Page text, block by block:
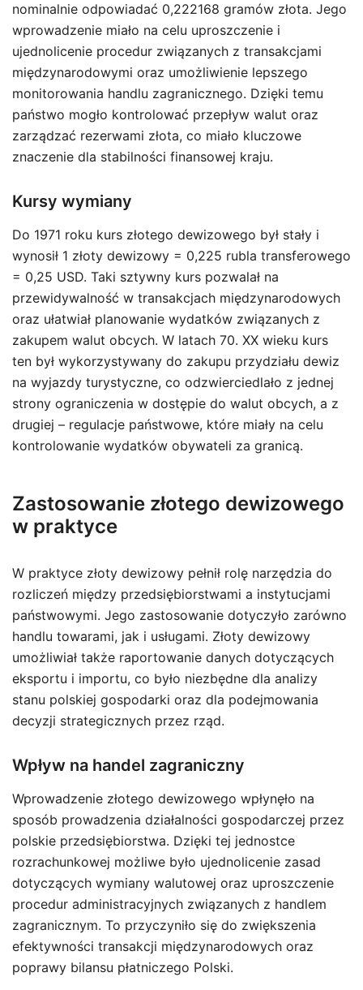
nominalnie odpowiadać 0,222168 gramów złota. Jego
wprowadzenie miało na celu uproszczenie i
ujednolicenie procedur związanych z transakcjami
międzynarodowymi oraz umożliwienie lepszego
monitorowania handlu zagranicznego. Dzięki temu
państwo mogło kontrolować przepływ walut oraz
zarządzać rezerwami złota, co miało kluczowe
znaczenie dla stabilności finansowej kraju.
Kursy wymiany
Do 1971 roku kurs złotego dewizowego był stały i
wynosił 1 złoty dewizowy = 0,225 rubla transferowego
= 0,25 USD. Taki sztywny kurs pozwalał na
przewidywalność w transakcjach międzynarodowych
oraz ułatwiał planowanie wydatków związanych z
zakupem walut obcych. W latach 70. XX wieku kurs
ten był wykorzystywany do zakupu przydziału dewiz
na wyjazdy turystyczne, co odzwierciedlało z jednej
strony ograniczenia w dostępie do walut obcych, a z
drugiej – regulacje państwowe, które miały na celu
kontrolowanie wydatków obywateli za granicą.
Zastosowanie złotego dewizowego
w praktyce
W praktyce złoty dewizowy pełnił rolę narzędzia do
rozliczeń między przedsiębiorstwami a instytucjami
państwowymi. Jego zastosowanie dotyczyło zarówno
handlu towarami, jak i usługami. Złoty dewizowy
umożliwiał także raportowanie danych dotyczących
eksportu i importu, co było niezbędne dla analizy
stanu polskiej gospodarki oraz dla podejmowania
decyzji strategicznych przez rząd.
Wpływ na handel zagraniczny
Wprowadzenie złotego dewizowego wpłynęło na
sposób prowadzenia działalności gospodarczej przez
polskie przedsiębiorstwa. Dzięki tej jednostce
rozrachunkowej możliwe było ujednolicenie zasad
dotyczących wymiany walutowej oraz uproszczenie
procedur administracyjnych związanych z handlem
zagranicznym. To przyczyniło się do zwiększenia
efektywności transakcji międzynarodowych oraz
poprawy bilansu płatniczego Polski.